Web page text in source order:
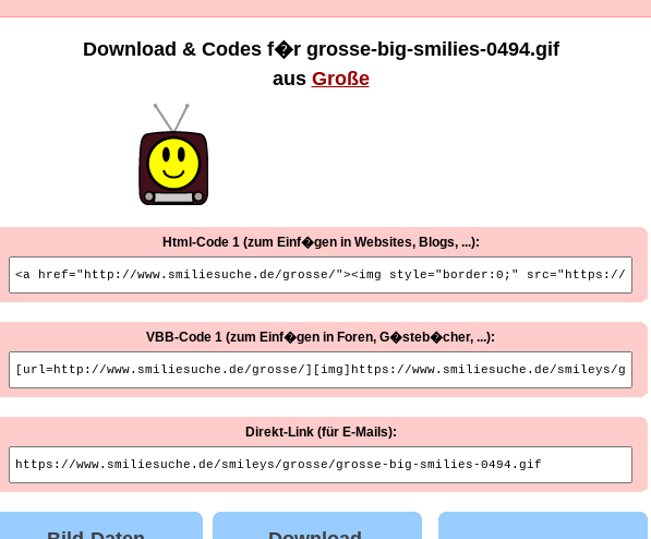
Download & Codes f�r grosse-big-smilies-0494.gif
aus Große
Html-Code 1 (zum Einf�gen in Websites, Blogs, ...):
VBB-Code 1 (zum Einf�gen in Foren, G�steb�cher, ...):
Direkt-Link (für E-Mails):